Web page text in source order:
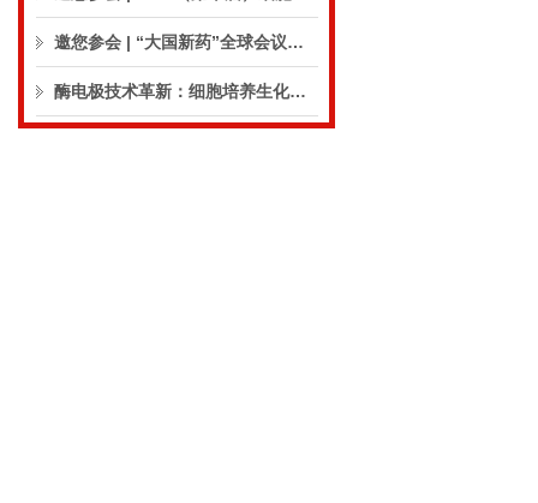
邀您参会 | “大国新药”全球会议（CPIC2026）
酶电极技术革新：细胞培养生化分析仪实现精准在线监测